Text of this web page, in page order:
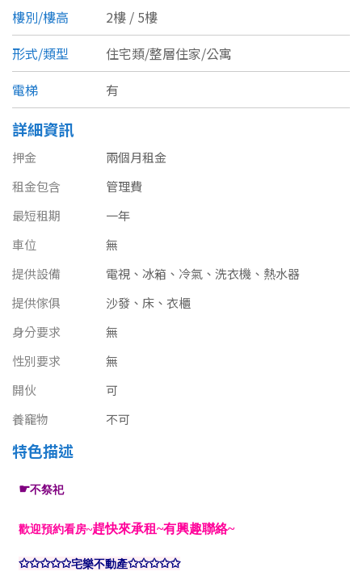
桃園市
新竹市
新竹縣
南投縣
雲林縣
嘉義縣
台南市
高雄市
台東縣
花蓮縣
類型(可複選)
不拘 公寓 電梯大樓
農舍
不拘
20坪以下
20~30 坪
樓層
不拘
樓別/樓高
2樓 / 5樓
形式/類型
住宅類/整層住家/公寓
電梯
有
詳細資訊
押金
兩個月租金
租金包含
管理費
最短租期
一年
車位
無
提供設備
電視、冰箱、冷氣、洗衣機、熱水器
提供傢俱
沙發、床、衣櫃
身分要求
無
性別要求
無
開伙
可
養竉物
不可
特色描述